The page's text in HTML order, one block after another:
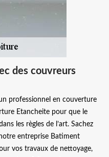
des couvreurs
professionnel en couverture
Etancheite pour que le
les règles de l’art. Sachez
entreprise Batiment
vos travaux de nettoyage,